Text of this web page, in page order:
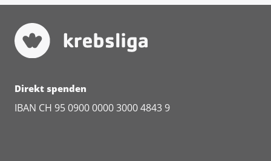
Direkt spenden
IBAN CH 95 0900 0000 3000 4843 9